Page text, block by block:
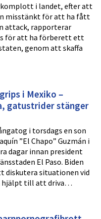
i landet, efter att
misstänkt för att ha fått
attack, rapporterar
för att ha förberett ett
genom att skaffa
i Mexiko –
gatustrider stänger
i torsdags en son
”El Chapo” Guzmán i
dagar innan president
El Paso. Biden
diskutera situationen vid
hjälpt till att driva…